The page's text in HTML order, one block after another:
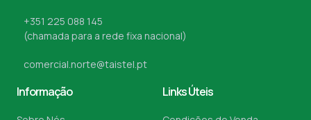
+351 225 088 145
(chamada para a rede fixa nacional)
comercial.norte@taistel.pt
Informação Links Úteis